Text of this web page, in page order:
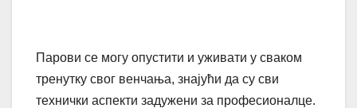
Парови се могу опустити и уживати у сваком
тренутку свог венчања, знајући да су сви
технички аспекти задужени за професионалце.